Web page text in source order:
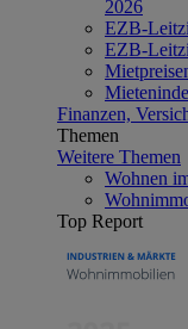
2026
EZB-
EZB-
Finanzen,
Themen
Weitere Themen
Wohnen
Top Report